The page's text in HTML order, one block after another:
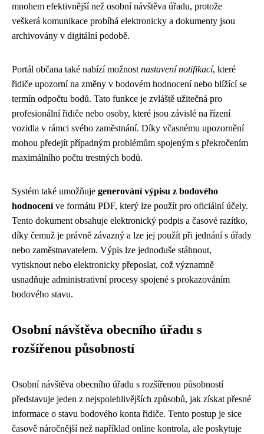
mnohem efektivnější než osobní návštěva úřadu, protože
veškerá komunikace probíhá elektronicky a dokumenty jsou
archivovány v digitální podobě.
Portál občana také nabízí možnost nastavení notifikací, které
řidiče upozorní na změny v bodovém hodnocení nebo blížící se
termín odpočtu bodů. Tato funkce je zvláště užitečná pro
profesionální řidiče nebo osoby, které jsou závislé na řízení
vozidla v rámci svého zaměstnání. Díky včasnému upozornění
mohou předejít případným problémům spojeným s překročením
maximálního počtu trestných bodů.
Systém také umožňuje generování výpisu z bodového
hodnoceníve formátu PDF, který lze použít pro oficiální účely.
Tento dokument obsahuje elektronický podpis a časové razítko,
díky čemuž je právně závazný a lze jej použít při jednání s úřady
nebo zaměstnavatelem. Výpis lze jednoduše stáhnout,
vytisknout nebo elektronicky přeposlat, což významně
usnadňuje administrativní procesy spojené s prokazováním
bodového stavu.
Osobní návštěva obecního úřadu s
rozšířenou působností
Osobní návštěva obecního úřadu s rozšířenou působností
představuje jeden z nejspolehlivějších způsobů, jak získat přesné
informace o stavu bodového konta řidiče. Tento postup je sice
časově náročnější než například online kontrola, ale poskytuje